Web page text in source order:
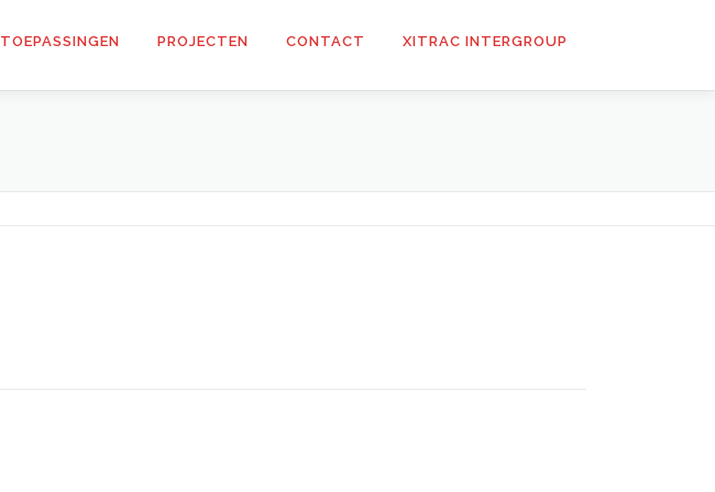
TOEPASSINGEN PROJECTEN CONTACT XITRAC INTERGROUP